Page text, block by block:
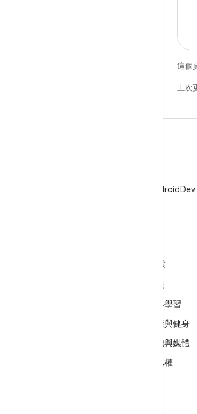
這個
上次
在 X 中追蹤 @AndroidDev
探索
遊戲
機器學習
健康與健身
相機與媒體
隱私權